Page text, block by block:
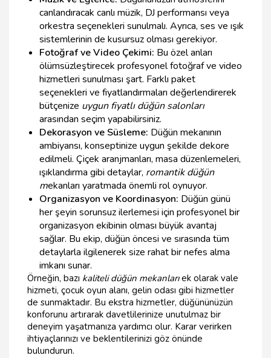
canlandıracak canlı müzik, DJ performansı veya
orkestra seçenekleri sunulmalı. Ayrıca, ses ve ışık
sistemlerinin de kusursuz olması gerekiyor.
Fotoğraf ve Video Çekimi: Bu özel anları
ölümsüzleştirecek profesyonel fotoğraf ve video
hizmetleri sunulması şart. Farklı paket
seçenekleri ve fiyatlandırmaları değerlendirerek
bütçenize uygun fiyatlı düğün salonları
arasından seçim yapabilirsiniz.
Dekorasyon ve Süsleme: Düğün mekanının
ambiyansı, konseptinize uygun şekilde dekore
edilmeli. Çiçek aranjmanları, masa düzenlemeleri,
ışıklandırma gibi detaylar, romantik düğün
mekanları yaratmada önemli rol oynuyor.
Organizasyon ve Koordinasyon: Düğün günü
her şeyin sorunsuz ilerlemesi için profesyonel bir
organizasyon ekibinin olması büyük avantaj
sağlar. Bu ekip, düğün öncesi ve sırasında tüm
detaylarla ilgilenerek size rahat bir nefes alma
imkanı sunar.
Örneğin, bazı kaliteli düğün mekanlarıek olarak vale
hizmeti, çocuk oyun alanı, gelin odası gibi hizmetler
de sunmaktadır. Bu ekstra hizmetler, düğününüzün
konforunu artırarak davetlilerinize unutulmaz bir
deneyim yaşatmanıza yardımcı olur. Karar verirken
ihtiyaçlarınızı ve beklentilerinizi göz önünde
bulundurun.